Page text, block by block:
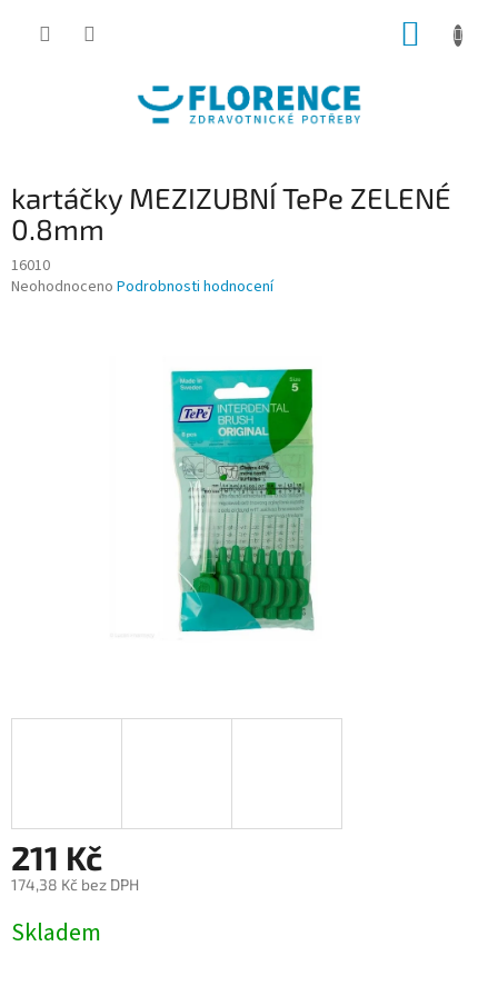
kartáčky MEZIZUBNÍ TePe ZELENÉ
0.8mm
16010
Průměrné
Neohodnoceno Podrobnosti hodnocení
211 Kč
174,38 Kč bez DPH
cena:
Skladem